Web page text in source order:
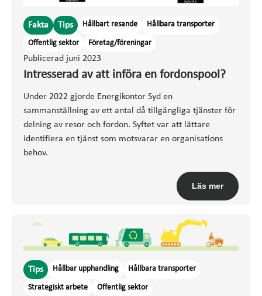
Publicerad juni 2023
Intresserad av att införa en fordonspool?
Under 2022 gjorde Energikontor Syd en
sammanställning av ett antal då tillgängliga tjänster för
delning av resor och fordon. Syftet var att lättare
identifiera en tjänst som motsvarar en organisations
behov.
Fakta Tips Hållbart resande Hållbara transporter
Offentlig sektor Företag/föreningar
Läs mer
Tips Hållbar upphandling Hållbara transporter
Strategiskt arbete Offentlig sektor